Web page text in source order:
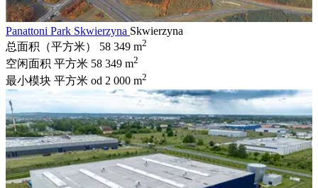
Panattoni Park Skwierzyna Skwierzyna
总面积（平方米）
58 349 m2
空闲面积 平方米 58 349 m2
最小模块 平方米 od 2 000 m2